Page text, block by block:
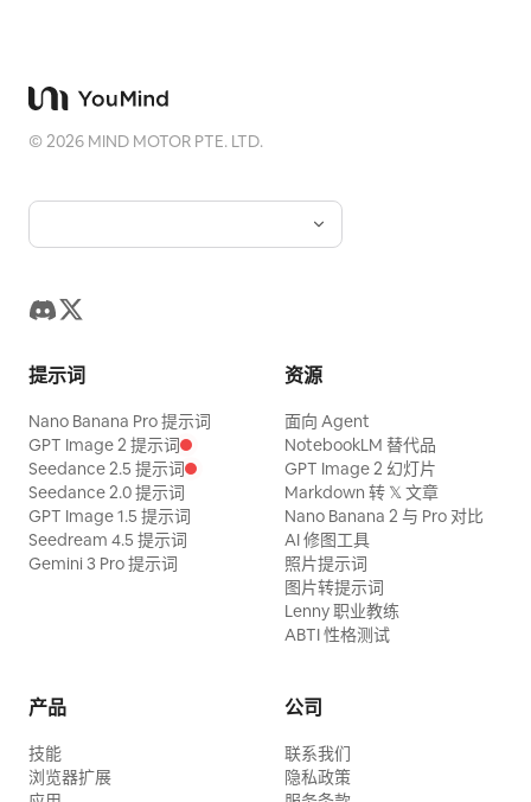
©2026 MIND MOTOR PTE. LTD.
提示词
Nano Banana Pro 提示词
GPT Image 2 提示词
Seedance 2.5 提示词
Seedance 2.0 提示词
GPT Image 1.5 提示词
Seedream 4.5 提示词
Gemini 3 Pro 提示词
资源
面向 Agent
NotebookLM 替代品
GPT Image 2 幻灯片
Markdown 转 𝕏 文章
Nano Banana 2 与 Pro 对比
AI 修图工具
照片提示词
图片转提示词
Lenny 职业教练
ABTI 性格测试
产品
技能
浏览器扩展
公司
联系我们
隐私政策